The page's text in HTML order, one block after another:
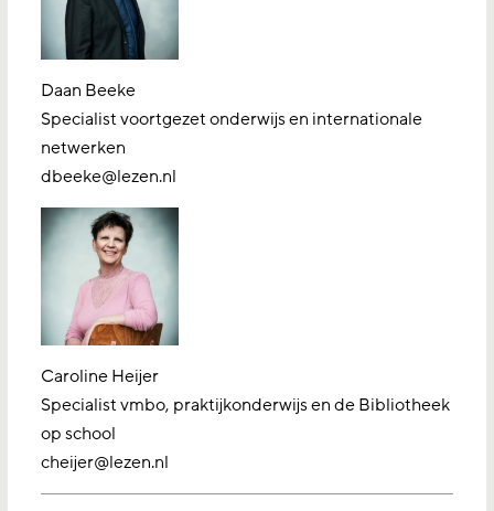
Daan Beeke
Specialist voortgezet onderwijs en internationale
netwerken
dbeeke@lezen.nl
Caroline Heijer
Specialist vmbo, praktijkonderwijs en de Bibliotheek
op school
cheijer@lezen.nl